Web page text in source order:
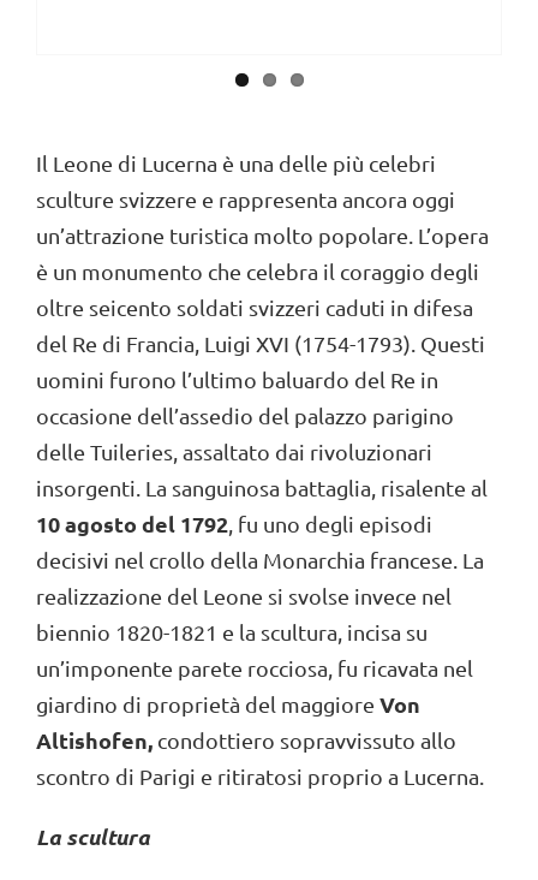
Il Leone di Lucerna è una delle più celebri
sculture svizzere e rappresenta ancora oggi
un’attrazione turistica molto popolare. L’opera
è un monumento che celebra il coraggio degli
oltre seicento soldati svizzeri caduti in difesa
del Re di Francia, Luigi XVI (1754-1793). Questi
uomini furono l’ultimo baluardo del Re in
occasione dell’assedio del palazzo parigino
delle Tuileries, assaltato dai rivoluzionari
insorgenti. La sanguinosa battaglia, risalente al
10 agosto del 1792 , fu uno degli episodi
decisivi nel crollo della Monarchia francese. La
realizzazione del Leone si svolse invece nel
biennio 1820-1821 e la scultura, incisa su
un’imponente parete rocciosa, fu ricavata nel
giardino di proprietà del maggiore Von
Altishofen, condottiero sopravvissuto allo
scontro di Parigi e ritiratosi proprio a Lucerna.
La scultura